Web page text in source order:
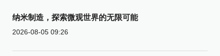
纳米制造，探索微观世界的无限可能
2026-08-05 09:26